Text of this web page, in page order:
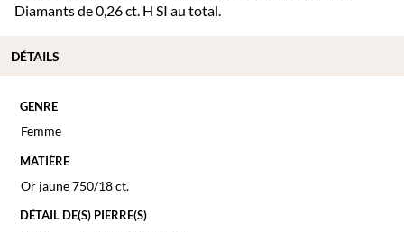
Diamants de 0,26 ct. H SI au total.
GENRE
Femme
MATIÈRE
Or jaune 750/18 ct.
DÉTAIL DE(S) PIERRE(S)
DÉTAILS